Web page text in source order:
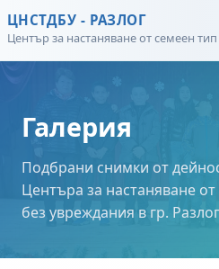
ЦНСТДБУ - РАЗЛОГ
Център за настаняване от семеен
Галерия
Подбрани снимки от
Центъра за настаняване
без увреждания в гр.